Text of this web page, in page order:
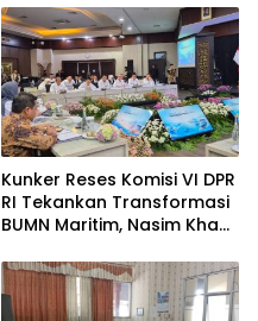
Kunker Reses Komisi VI DPR
RI Tekankan Transformasi
BUMN Maritim, Nasim Khan
Laut